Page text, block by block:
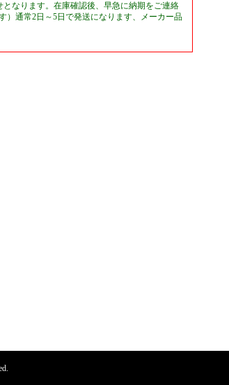
なります。在庫確認後、早急に納期をご連絡
）通常2日～5日で発送になります、メーカー品